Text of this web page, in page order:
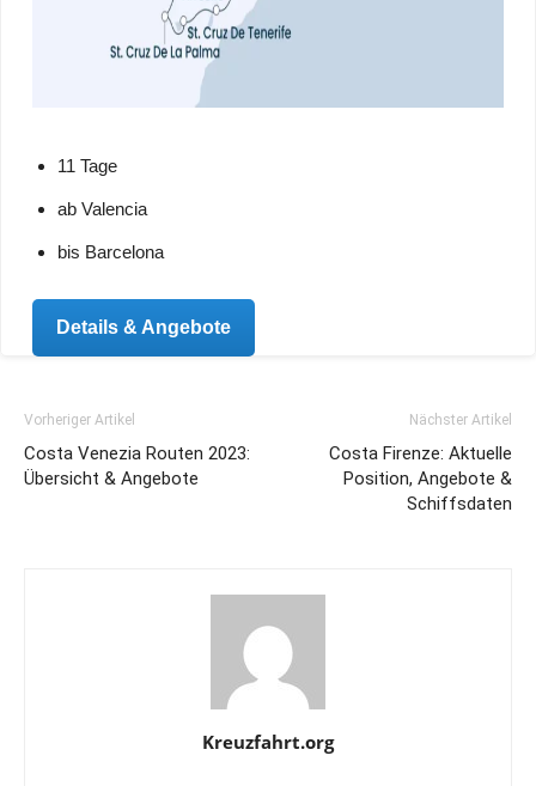
11 Tage
ab Valencia
bis Barcelona
Details & Angebote
Vorheriger Artikel
Costa Venezia Routen 2023:
Übersicht & Angebote
Nächster Artikel
Costa Firenze: Aktuelle
Position, Angebote &
Schiffsdaten
Kreuzfahrt.org